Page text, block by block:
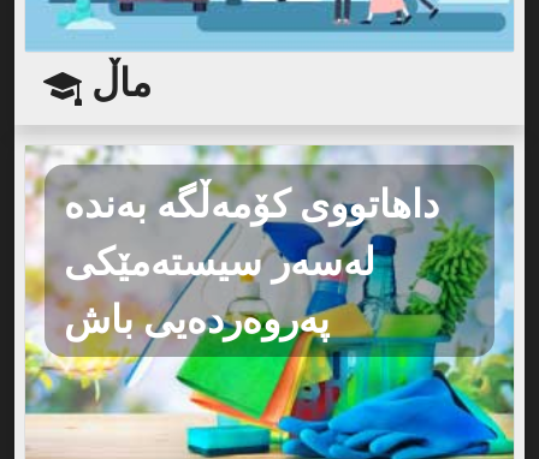
ماڵ
داهاتووی کۆمەڵگە بەندە
لەسەر سیستەمێکی
پەروەردەیی باش